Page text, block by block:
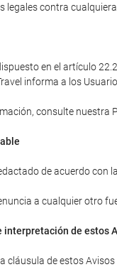
legales contra
en el artículo
informa a los
consulte nuestra
de acuerdo con
a cualquier otro
interpretación de estos
cláusula de estos